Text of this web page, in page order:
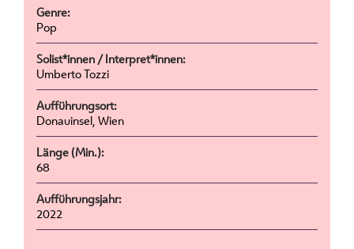
Genre:
Pop
Solist*innen / Interpret*innen:
Umberto Tozzi
Aufführungsort:
Donauinsel, Wien
Länge (Min.):
68
Aufführungsjahr:
2022